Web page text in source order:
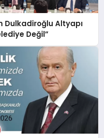
Dulkadiroğlu Altyapı
Değil”